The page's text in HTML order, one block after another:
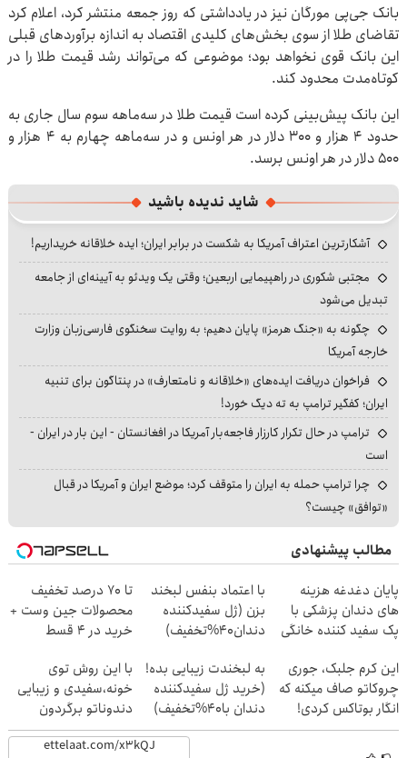
بانک جی‌پی مورگان نیز در یادداشتی که روز جمعه منتشر کرد، اعلام کرد
تقاضای طلا از سوی بخش‌های کلیدی اقتصاد به اندازه برآوردهای قبلی
این بانک قوی نخواهد بود؛ موضوعی که می‌تواند رشد قیمت طلا را در
کوتاه‌مدت محدود کند.
این بانک پیش‌بینی کرده است قیمت طلا در سه‌ماهه سوم سال جاری به
حدود ۴ هزار و ۳۰۰ دلار در هر اونس و در سه‌ماهه چهارم به ۴ هزار و
۵۰۰ دلار در هر اونس برسد.
شاید ندیده باشید
آشکارترین اعتراف آمریکا به شکست در برابر ایران؛ ایده خلاقانه خریداریم!
مجتبی شکوری در راهپیمایی اربعین؛ وقتی یک ویدئو به آیینه‌ای از جامعه
تبدیل می‌شود
چگونه به «جنگ هرمز» پایان دهیم؛ به روایت سخنگوی فارسی‌زبان وزارت
خارجه آمریکا
فراخوان دریافت ایده‌های «خلاقانه و نامتعارف» در پنتاگون برای تنبیه
ایران؛ کفگیر ترامپ به ته دیگ خورد!
ترامپ در حال تکرار کارزار فاجعه‌بار آمریکا در افغانستان - این بار در ایران -
است
چرا ترامپ حمله به ایران را متوقف کرد؛ موضع ایران و آمریکا در قبال
«توافق» چیست؟
مطالب پیشنهادی
پایان دغدغه هزینه
های دندان پزشکی با
پک سفید کننده خانگی
با اعتماد بنفس لبخند
بزن (ژل سفیدکننده
دندان40%تخفیف)
تا 70 درصد تخفیف
محصولات جین وست +
خرید در 4 قسط
این کرم جلبک، جوری
چروکاتو صاف میکنه که
انگار بوتاکس کردی!
(تخفیف ویژه)
به لبخندت زیبایی بده!
(خرید ژل سفیدکننده
دندان با40%تخفیف)
با این روش توی
خونه،سفیدی و زیبایی
دندوناتو برگردون
(40%off)